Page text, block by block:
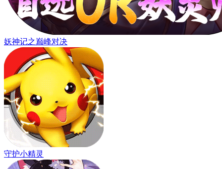
妖神记之巅峰对决
守护小精灵